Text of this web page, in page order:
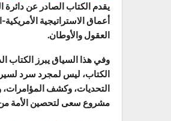
يقدم الكتاب الصادر عن دائرة
أعماق الاستراتيجية
العقول والأوطان.
الكتاب، ليس لمجرد سرد
التحديات، وكشف المؤامرات،
مشروع سعى لتحصين الأمة من